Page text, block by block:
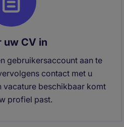
uw CV in
gebruikersaccount aan te
contact met u
vacature beschikbaar komt
profiel past.